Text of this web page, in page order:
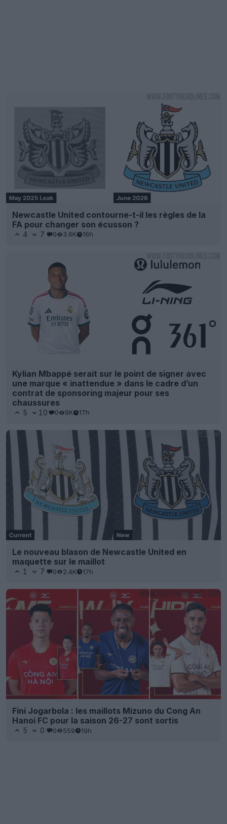
Newcastle United contourne-t-il les règles de la
FA pour changer son écusson ?
4 7 0 3.6K 16h
Kylian Mbappé serait sur le point de signer avec
une marque « inattendue » dans le cadre d’un
contrat de sponsoring majeur pour ses
chaussures
5 10 0 9K 17h
Le nouveau blason de Newcastle United en
maquette sur le maillot
1 7 0 2.4K 17h
Fini Jogarbola : les maillots Mizuno du Cong An
Hanoi FC pour la saison 26-27 sont sortis
5 0 0 559 19h